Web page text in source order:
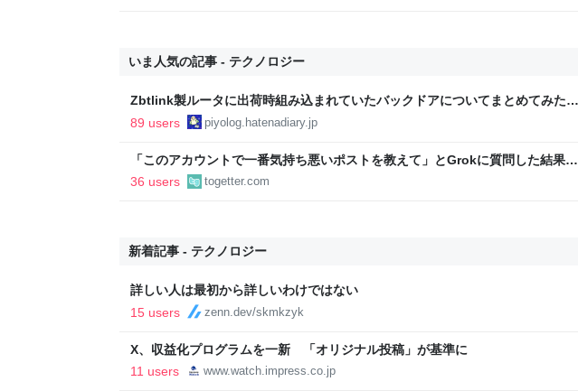
いま人気の記事 - テクノロジー
Zbtlink製ルータに出荷時組み込まれていたバックドアについてまとめてみた -
piyolog
89 users piyolog.hatenadiary.jp
「このアカウントで一番気持ち悪いポストを教えて」とGrokに質問した結果、
正論で盛大なカウンターを食らった話→「返事がヤバい」「AIの反乱か？」
「お前感情あるだろ」の声も
36 users togetter.com
新着記事 - テクノロジー
詳しい人は最初から詳しいわけではない
15 users
zenn.dev/skmkzyk
X、収益化プログラムを一新 「オリジナル投稿」が基準に
11 users
www.watch.impress.co.jp